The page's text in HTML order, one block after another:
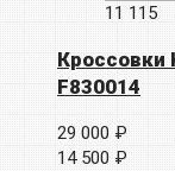
11 115
Кроссовки
F830014
29 000 ₽
14 500 ₽